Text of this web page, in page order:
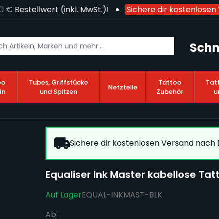
Bestellwert (inkl. MwSt.)! Sichere dir kostenlosen
Tubes, Griffstücke
und Spitzen
Netzteile
Tattoo
Zubehör
Sichere dir kostenlosen Versand
Equaliser Ink Master kabellose
Auf LagerEQUAL-INKMAST-BLK
Ab: